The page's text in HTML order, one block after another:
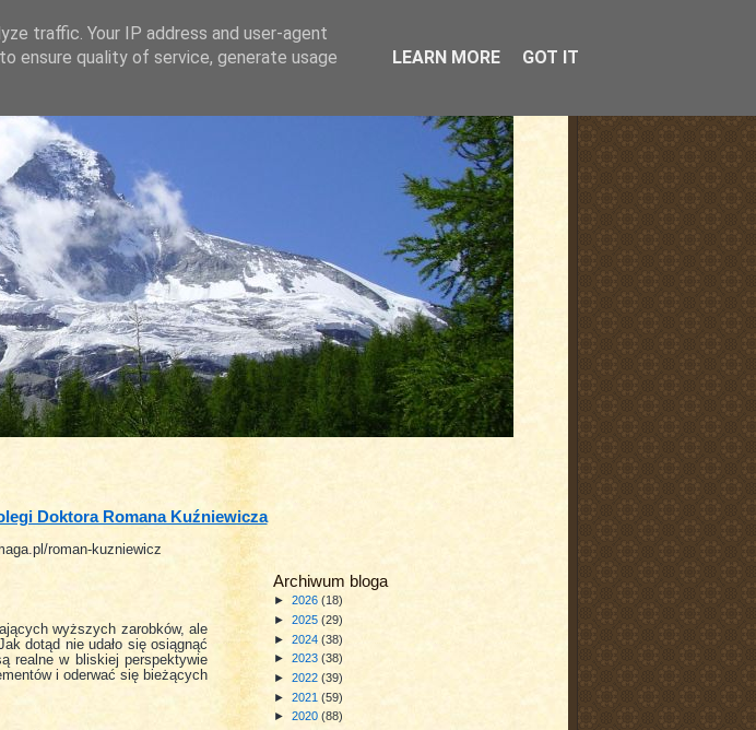
Doktora Romana Kuźniewicza
roman-kuzniewicz
Archiwum bloga
► 2026 (18)
► 2025 (29)
► 2024 (38)
► 2023 (38)
► 2022 (39)
► 2021 (59)
► 2020 (88)
wyższych zarobków, ale
dotąd nie udało się osiągnąć
realne w bliskiej perspektywie
i oderwać się bieżących
traffic. Your IP address and user-agent
ensure quality of service, generate usage
LEARN MORE GOT IT